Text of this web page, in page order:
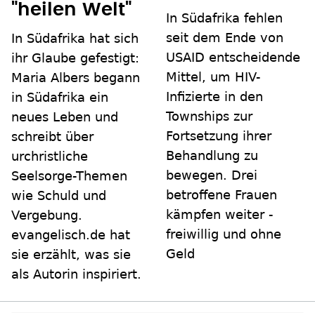
"heilen Welt"
In Südafrika hat sich
ihr Glaube gefestigt:
Maria Albers begann
in Südafrika ein
neues Leben und
schreibt über
urchristliche
Seelsorge-Themen
wie Schuld und
Vergebung.
evangelisch.de hat
sie erzählt, was sie
als Autorin inspiriert.
In Südafrika fehlen
seit dem Ende von
USAID entscheidende
Mittel, um HIV-
Infizierte in den
Townships zur
Fortsetzung ihrer
Behandlung zu
bewegen. Drei
betroffene Frauen
kämpfen weiter -
freiwillig und ohne
Geld